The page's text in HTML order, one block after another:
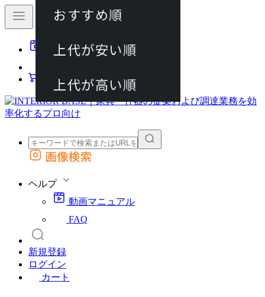
動画マニュアル
カート
外部サイトの商品をカートに追加
画像検索
ヘルプ
動画マニュアル
FAQ
新規登録
ログイン
カート
おすすめ順
上代が安い順
上代が高い順